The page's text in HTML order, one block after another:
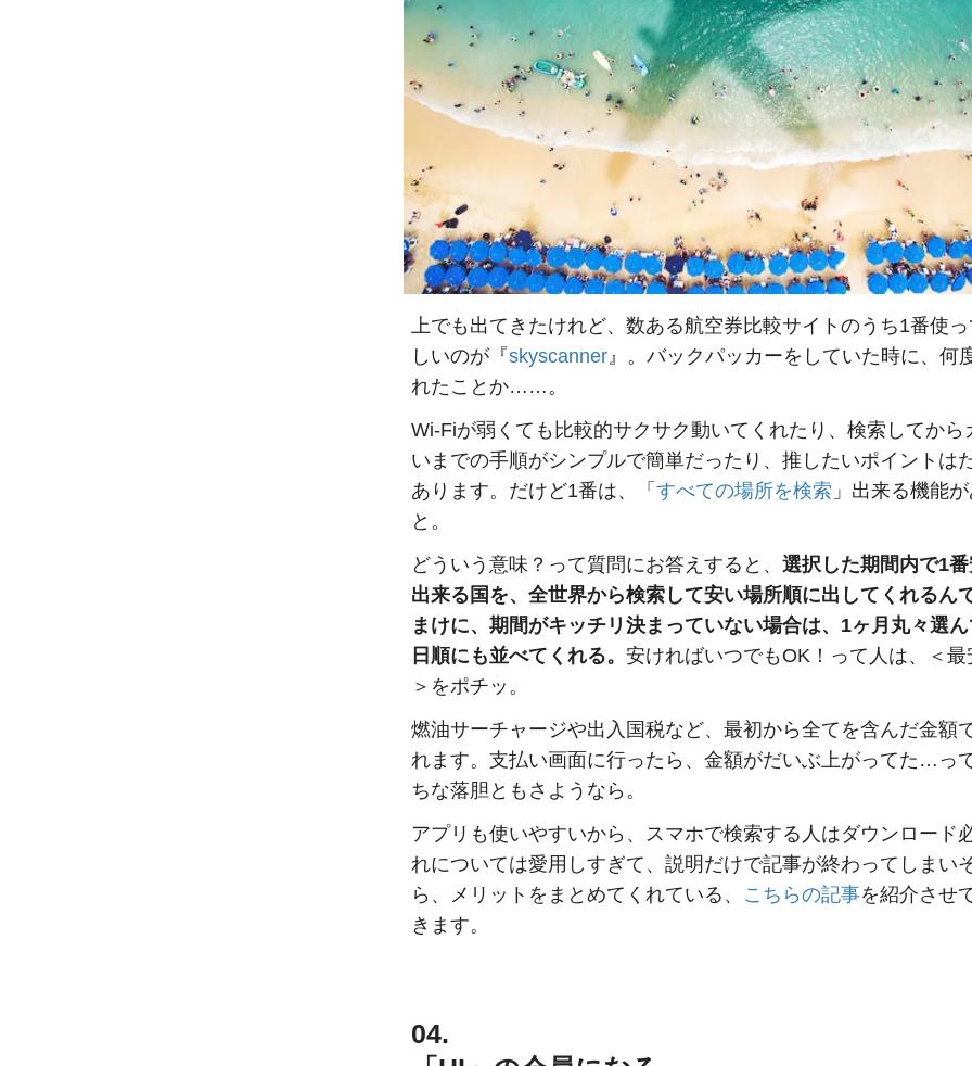
上でも出てきたけれど、数ある航空券比較サイトのうち1番使
しいのが『skyscanner』。バックパッカーをしていた時に、何
れたことか……。
Wi-Fiが弱くても比較的サクサク動いてくれたり、検索してから
いまでの手順がシンプルで簡単だったり、推したいポイントは
あります。だけど1番は、「 すべての場所を検索 」出来る機能
と。
どういう意味？って質問にお答えすると、 選択した期間内で1
出来る国を、全世界から検索して安い場所順に出してくれるん
まけに、期間がキッチリ決まっていない場合は、1ヶ月丸々選
日順にも並べてくれる。 安ければいつでもOK！って人は、＜最
＞をポチッ。
燃油サーチャージや出入国税など、最初から全てを含んだ金額
れます。支払い画面に行ったら、金額がだいぶ上がってた…っ
ちな落胆ともさようなら。
アプリも使いやすいから、スマホで検索する人はダウンロード
れについては愛用しすぎて、説明だけで記事が終わってしまい
ら、メリットをまとめてくれている、 こちらの記事を紹介させ
きます。
04.